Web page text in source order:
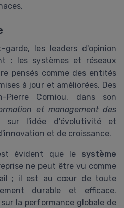
les leaders d'opinion
: les systèmes et réseaux
pensés comme des entités
à jour et améliorées. Des
Pierre Corniou, dans son
et management des
sur l'idée d'évolutivité et
et de croissance.
évident que le système
ne peut être vu comme
; il est au cœur de toute
durable et efficace.
la performance globale de